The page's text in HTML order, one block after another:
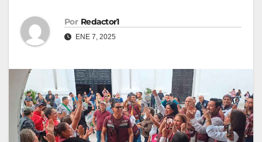
Por Redactor1
ENE 7, 2025